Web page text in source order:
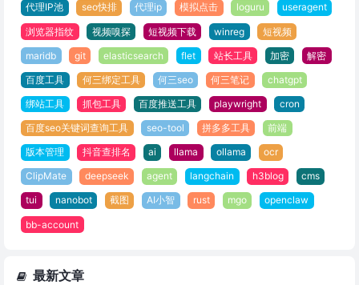
代理IP池 seo快排 代理ip 模拟点击 loguru useragent
浏览器指纹 视频嗅探 短视频下载 winreg 短视频
maridb git elasticsearch flet 站长工具 加密 解密
百度工具 何三绑定工具 何三seo 何三笔记 chatgpt
绑站工具 抓包工具 百度推送工具 playwright cron
百度seo关键词查询工具 seo-tool 拼多多工具 前端
版本管理 抖音查排名 ai llama ollama ocr
ClipMate deepseek agent langchain h3blog cms
tui nanobot 截图 AI小智 rust mgo openclaw
bb-account
最新文章